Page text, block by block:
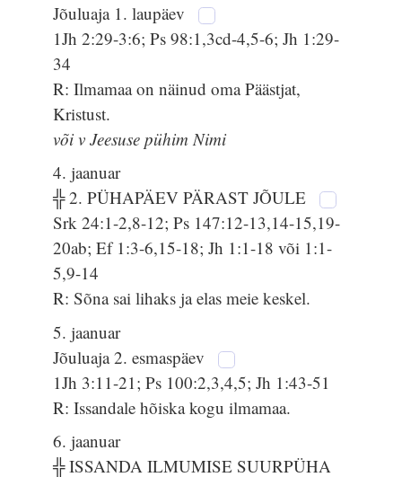
Jõuluaja 1. laupäev
1Jh 2:29-3:6; Ps 98:1,3cd-4,5-6; Jh 1:29-
34
R: Ilmamaa on näinud oma Päästjat,
Kristust.
või v Jeesuse pühim Nimi
4. jaanuar
╬ 2. PÜHAPÄEV PÄRAST JÕULE
Srk 24:1-2,8-12; Ps 147:12-13,14-15,19-
20ab; Ef 1:3-6,15-18; Jh 1:1-18 või 1:1-
5,9-14
R: Sõna sai lihaks ja elas meie keskel.
5. jaanuar
Jõuluaja 2. esmaspäev
1Jh 3:11-21; Ps 100:2,3,4,5; Jh 1:43-51
R: Issandale hõiska kogu ilmamaa.
6. jaanuar
╬ ISSANDA ILMUMISE SUURPÜHA